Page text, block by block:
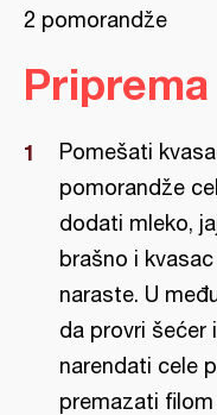
2 pomorandže
Priprema
Pomešati
pomorandže
dodati mleko,
brašno i
naraste. U
da provri šećer
narendati cele
premazati